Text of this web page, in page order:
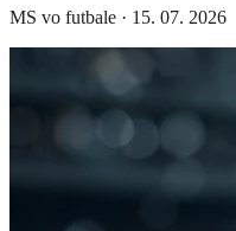
MS vo futbale · 15. 07. 2026